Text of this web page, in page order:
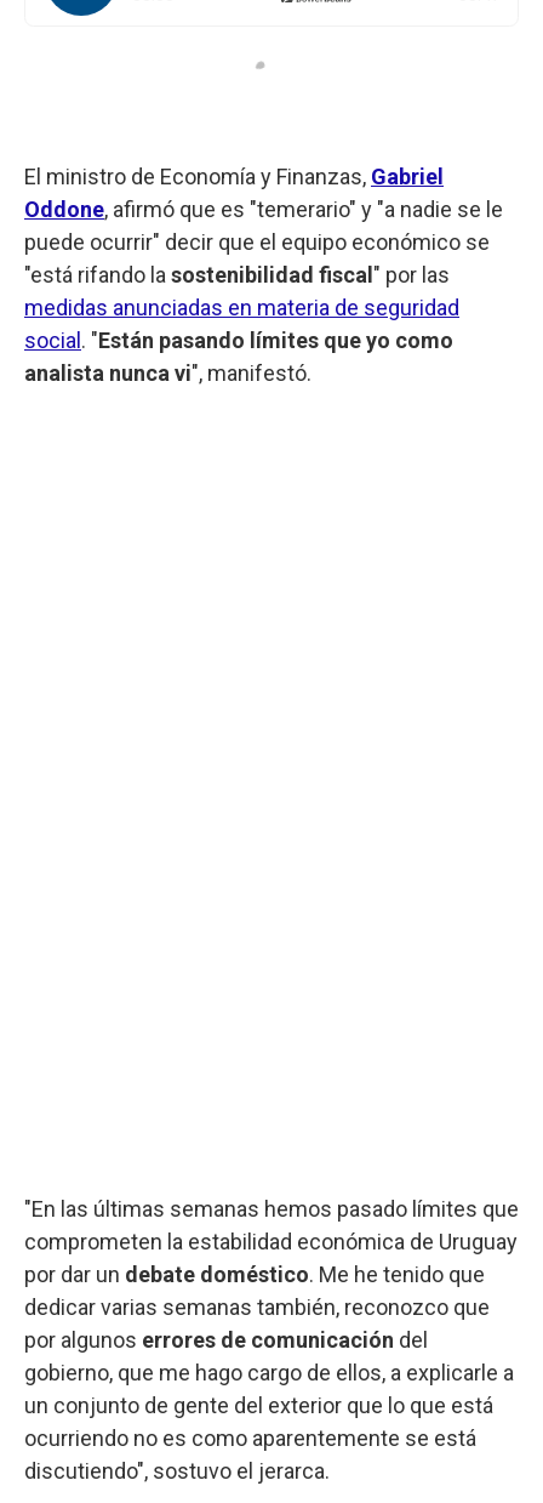
El ministro de Economía y Finanzas, Gabriel
Oddone, afirmó que es "temerario" y "a nadie se le
puede ocurrir" decir que el equipo económico se
"está rifando la sostenibilidad fiscal " por las
medidas anunciadas en materia de seguridad
social . "Están pasando límites que yo como
analista nunca vi", manifestó.
"En las últimas semanas hemos pasado límites que
comprometen la estabilidad económica de Uruguay
por dar un debate doméstico. Me he tenido que
dedicar varias semanas también, reconozco que
por algunos errores de comunicación del
gobierno, que me hago cargo de ellos, a explicarle a
un conjunto de gente del exterior que lo que está
ocurriendo no es como aparentemente se está
discutiendo", sostuvo el jerarca.